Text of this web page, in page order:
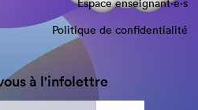
Espace enseignant·e⋅s
Politique de confidentialité
à l'infolettre